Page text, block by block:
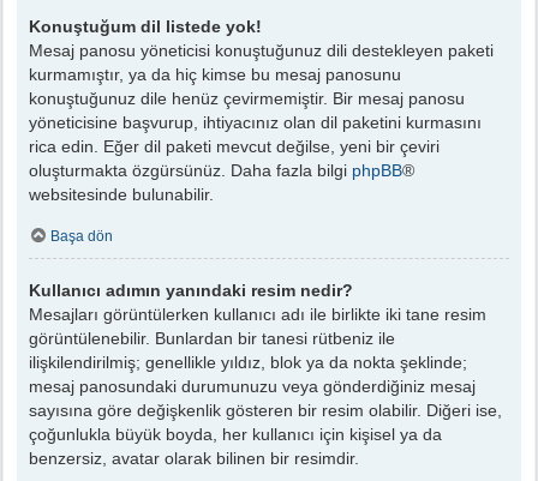
Konuştuğum dil listede yok!
Mesaj panosu yöneticisi konuştuğunuz dili destekleyen paketi
kurmamıştır, ya da hiç kimse bu mesaj panosunu
konuştuğunuz dile henüz çevirmemiştir. Bir mesaj panosu
yöneticisine başvurup, ihtiyacınız olan dil paketini kurmasını
rica edin. Eğer dil paketi mevcut değilse, yeni bir çeviri
oluşturmakta özgürsünüz. Daha fazla bilgi phpBB®
websitesinde bulunabilir.
Başa dön
Kullanıcı adımın yanındaki resim nedir?
Mesajları görüntülerken kullanıcı adı ile birlikte iki tane resim
görüntülenebilir. Bunlardan bir tanesi rütbeniz ile
ilişkilendirilmiş; genellikle yıldız, blok ya da nokta şeklinde;
mesaj panosundaki durumunuzu veya gönderdiğiniz mesaj
sayısına göre değişkenlik gösteren bir resim olabilir. Diğeri ise,
çoğunlukla büyük boyda, her kullanıcı için kişisel ya da
benzersiz, avatar olarak bilinen bir resimdir.